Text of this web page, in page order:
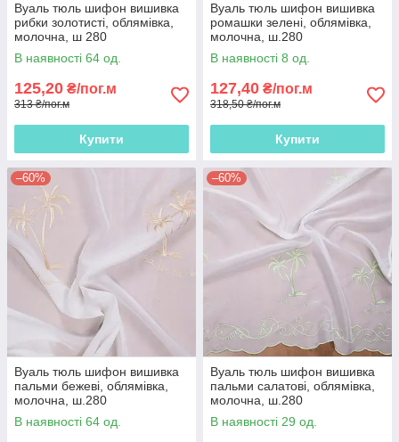
Вуаль тюль шифон вишивка
рибки золотисті, облямівка,
молочна, ш 280
В наявності 64 од.
125,20 ₴/пог.м
313 ₴/пог.м
Купити
Вуаль тюль шифон вишивка
ромашки зелені, облямівка,
молочна, ш.280
В наявності 8 од.
127,40 ₴/пог.м
318,50 ₴/пог.м
Купити
–60%
Вуаль тюль шифон вишивка
пальми бежеві, облямівка,
молочна, ш.280
В наявності 64 од.
–60%
Вуаль тюль шифон вишивка
пальми салатові, облямівка,
молочна, ш.280
В наявності 29 од.